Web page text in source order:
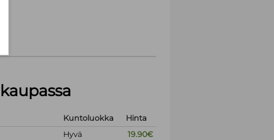
Kuntoluokka
Hinta
Hyvä 19.90€